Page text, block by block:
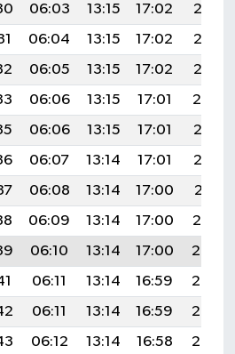
06:03 13:15 17:02
20:17
06:04 13:15 17:02
20:16
06:05 13:15 17:02
20:15
06:06 13:15 17:01
20:14
06:06 13:15 17:01
20:13
06:07 13:14 17:01
20:12
06:08 13:14 17:00
20:11
06:09 13:14 17:00
20:10
06:10 13:14 17:00
20:08
06:11 13:14 16:59
20:07
06:11 13:14 16:59
20:06
06:12 13:14 16:58
20:05